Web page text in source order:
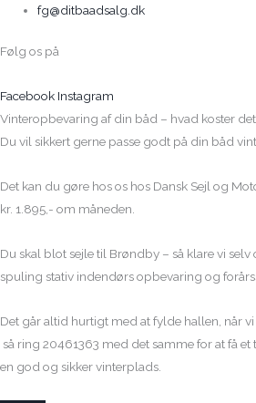
fg@ditbaadsalg.dk
Følg os på
Facebook Instagram
Vinteropbevaring af din båd – hvad koster
Du vil sikkert gerne passe godt på din båd
Det kan du gøre hos os hos Dansk Sejl og
kr. 1.895,- om måneden.
Du skal blot sejle til Brøndby – så klare vi
spuling stativ indendørs opbevaring og
Det går altid hurtigt med at fylde hallen, når
så ring 20461363 med det samme for at få
en god og sikker vinterplads.